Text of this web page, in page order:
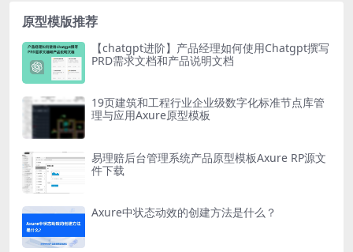
原型模版推荐
【chatgpt进阶】产品经理如何使用Chatgpt撰写
PRD需求文档和产品说明文档
19页建筑和工程行业企业级数字化标准节点库管
理与应用Axure原型模板
易理赔后台管理系统产品原型模板Axure RP源文
件下载
Axure中状态动效的创建方法是什么？